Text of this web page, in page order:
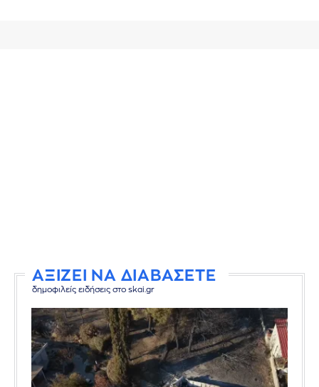
ΑΞΙΖΕΙ ΝΑ ΔΙΑΒΑΣΕΤΕ
δημοφιλείς ειδήσεις στο skai.gr